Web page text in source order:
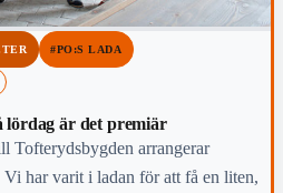
#PO:S LADA
lördag är det premiär
Tofterydsbygden arrangerar
har varit i ladan för att få en liten,